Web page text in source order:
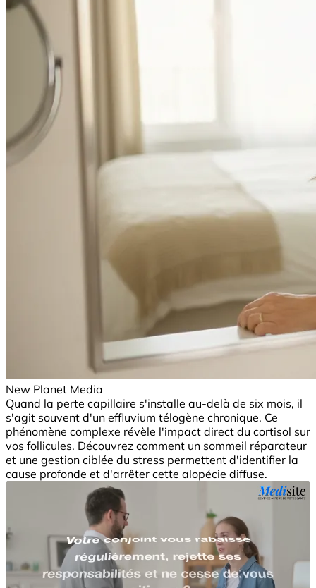
New Planet Media
Quand la perte capillaire s'installe au-delà de six mois, il
s'agit souvent d'un effluvium télogène chronique. Ce
phénomène complexe révèle l'impact direct du cortisol sur
vos follicules. Découvrez comment un sommeil réparateur
et une gestion ciblée du stress permettent d'identifier la
cause profonde et d'arrêter cette alopécie diffuse.